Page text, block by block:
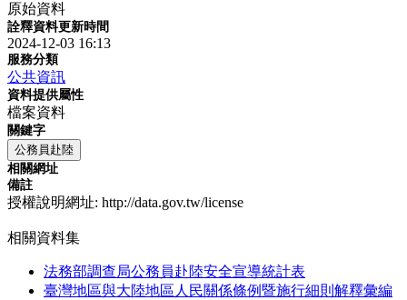
原始資料
詮釋資料更新時間
2024-12-03 16:13
服務分類
公共資訊
資料提供屬性
檔案資料
關鍵字
公務員赴陸
相關網址
備註
授權說明網址: http://data.gov.tw/license
相關資料集
法務部調查局公務員赴陸安全宣導統計表
臺灣地區與大陸地區人民關係條例暨施行細則解釋彙編